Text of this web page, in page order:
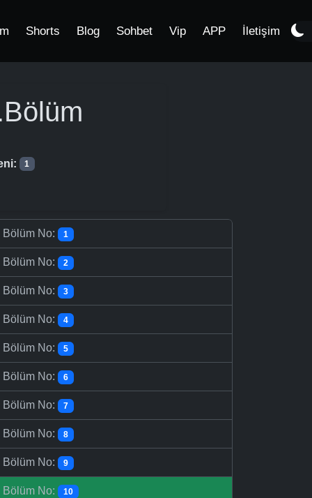
Shorts Blog Sohbet Vip APP İletişim
1
Bölüm No: 1
Bölüm No: 2
Bölüm No: 3
Bölüm No: 4
Bölüm No: 5
Bölüm No: 6
Bölüm No: 7
Bölüm No: 8
Bölüm No: 9
Bölüm No: 10